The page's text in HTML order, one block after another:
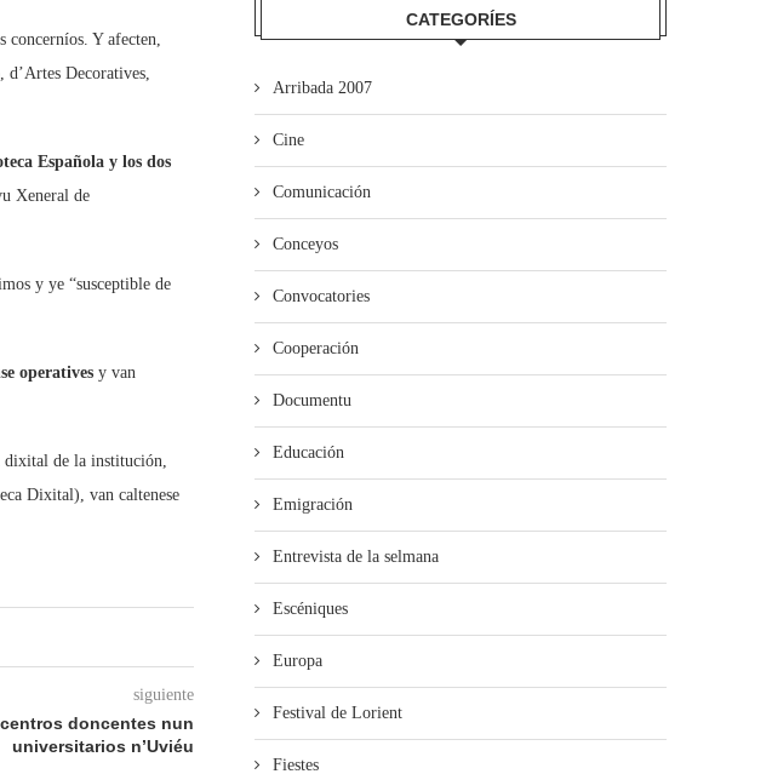
concerníos. Y afecten,
d’Artes Decoratives,
Española y los dos
Xeneral de
y ye “susceptible de
operatives y van
dixital de la institución,
Dixital), van caltenese
siguiente
doncentes nun
universitarios n’Uviéu
CATEGORÍES
Arribada 2007
Cine
Comunicación
Conceyos
Convocatories
Cooperación
Documentu
Educación
Emigración
Entrevista de la selmana
Escéniques
Europa
Festival de Lorient
Fiestes